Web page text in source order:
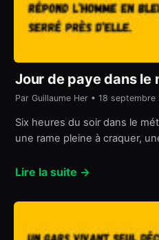
Jour de paye dans le
Par Guillaume Her • 18 septembre
Six heures du soir dans le
une rame pleine à craquer,
Lire la suite →